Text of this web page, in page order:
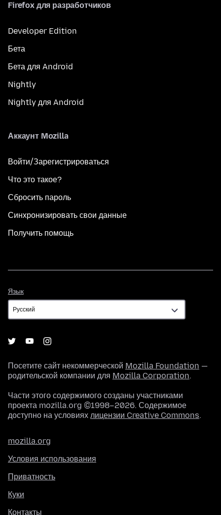
Firefox для разработчиков
Developer Edition
Бета
Бета для Android
Nightly
Nightly для Android
Аккаунт Mozilla
Войти/Зарегистрироваться
Что это такое?
Сбросить пароль
Синхронизировать свои данные
Получить помощь
Язык
Посетите сайт некоммерческой Mozilla Foundation —
родительской компании для Mozilla Corporation.
Части этого содержимого созданы участниками
проекта mozilla.org ©1998–2026. Содержимое
доступно на условиях лицензии Creative Commons.
mozilla.org
Условия использования
Приватность
Куки
Контакты